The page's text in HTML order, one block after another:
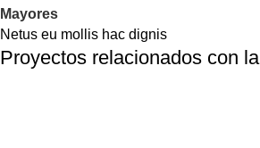
Mayores
Netus eu mollis hac dignis
Proyectos relacionados con la